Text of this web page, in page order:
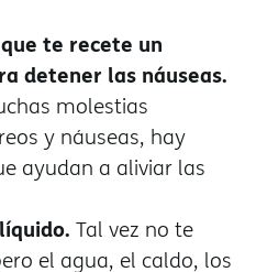
te recete un
detener las náuseas.
molestias
y náuseas, hay
ayudan a aliviar las
Tal vez no te
el agua, el caldo, los